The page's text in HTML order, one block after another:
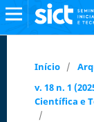
Início /
v. 18 n. 1
Científica e
/